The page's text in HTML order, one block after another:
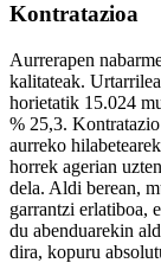
Kontratazioa
Aurrerapen
kalitateak.
horietatik 15.024
% 25,3.
aurreko
horrek agerian
dela. Aldi berean,
garrantzi erlatiboa,
du abenduarekin
dira, kopuru